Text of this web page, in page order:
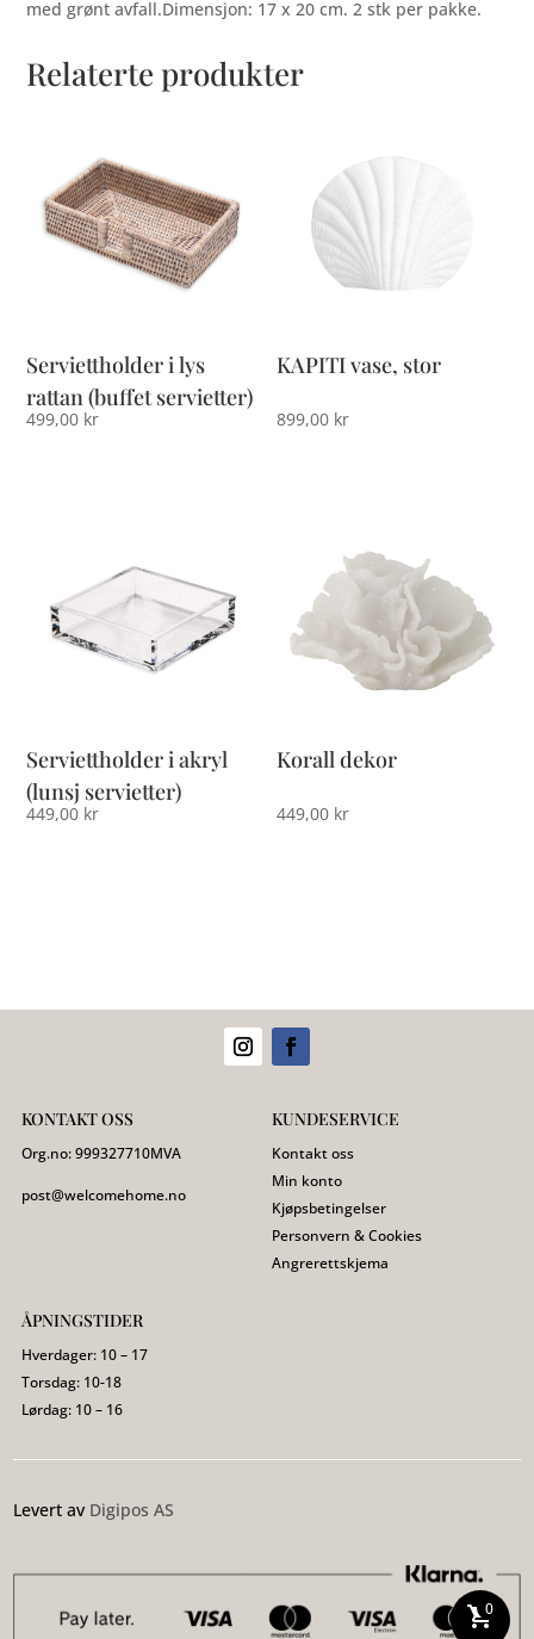
shopping_cart
0
med grønt avfall.Dimensjon: 17 x 20 cm. 2 stk per pakke.
Relaterte produkter
Serviettholder i lys
rattan (buffet servietter)
499,00 kr
KAPITI vase, stor
899,00 kr
Serviettholder i akryl
(lunsj servietter)
449,00 kr
Korall dekor
449,00 kr
KONTAKT OSS
Org.no:999327710MVA
post@welcomehome.no
KUNDESERVICE
Kontakt oss
Min konto
Kjøpsbetingelser
Personvern & Cookies
Angrerettskjema
ÅPNINGSTIDER
Hverdager: 10 – 17
Torsdag: 10-18
Lørdag: 10 – 16
Levert av Digipos AS